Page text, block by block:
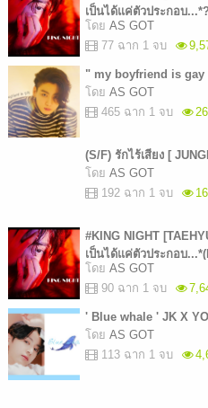
เป็นได้แค่ตัวประกอบ
โดย AS GOT
77 ฉาก 1 จบ
" my boyfriend is gay
โดย AS GOT
465 ฉาก 1 จบ
(S/F) รักไร้เสียง [
โดย AS GOT
192 ฉาก 1 จบ
#KING NIGHT
เป็นได้แค่ตัวประกอบ
โดย AS GOT
90 ฉาก 1 จบ
' Blue whale ' JK X
โดย AS GOT
113 ฉาก 1 จบ